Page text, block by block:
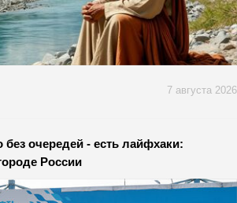
7 августа 2026
без очередей - есть лайфхаки:
России